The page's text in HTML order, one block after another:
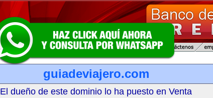
guiadeviajero.com
El dueño de este dominio lo ha puesto en Venta